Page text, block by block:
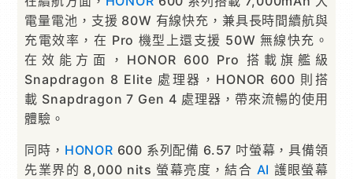
電量電池，支援 80W 有線快充，兼具長時間續航與
充電效率，在 Pro 機型上還支援 50W 無線快充。
在效能方面，HONOR 600 Pro 搭載旗艦級
Snapdragon 8 Elite 處理器，HONOR 600 則搭
載 Snapdragon 7 Gen 4 處理器，帶來流暢的使用
體驗。
同時， HONOR 600 系列配備 6.57 吋螢幕，具備領
先業界的 8,000 nits 螢幕亮度，結合 AI 護眼螢幕